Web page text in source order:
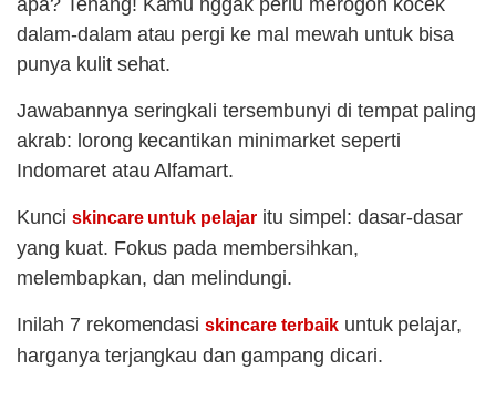
apa? Tenang! Kamu nggak perlu merogoh kocek
dalam-dalam atau pergi ke mal mewah untuk bisa
punya kulit sehat.
Jawabannya seringkali tersembunyi di tempat paling
akrab: lorong kecantikan minimarket seperti
Indomaret atau Alfamart.
Kunci skincare untuk pelajar itu simpel: dasar-dasar
yang kuat. Fokus pada membersihkan,
melembapkan, dan melindungi.
Inilah 7 rekomendasiskincare terbaikuntuk pelajar,
harganya terjangkau dan gampang dicari.